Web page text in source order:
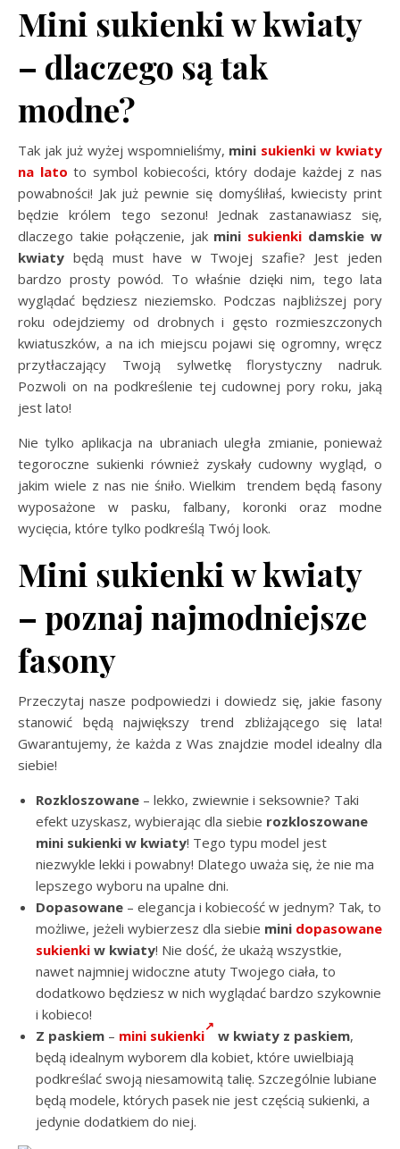
Mini sukienki w kwiaty
– dlaczego są tak
modne?
Tak jak już wyżej wspomnieliśmy, mini sukienki w kwiaty
na lato to symbol kobiecości, który dodaje każdej z nas
powabności! Jak już pewnie się domyśliłaś, kwiecisty print
będzie królem tego sezonu! Jednak zastanawiasz się,
dlaczego takie połączenie, jak mini sukienki damskie w
kwiaty będą must have w Twojej szafie? Jest jeden
bardzo prosty powód. To właśnie dzięki nim, tego lata
wyglądać będziesz nieziemsko. Podczas najbliższej pory
roku odejdziemy od drobnych i gęsto rozmieszczonych
kwiatuszków, a na ich miejscu pojawi się ogromny, wręcz
przytłaczający Twoją sylwetkę florystyczny nadruk.
Pozwoli on na podkreślenie tej cudownej pory roku, jaką
jest lato!
Nie tylko aplikacja na ubraniach uległa zmianie, ponieważ
tegoroczne sukienki również zyskały cudowny wygląd, o
jakim wiele z nas nie śniło. Wielkim trendem będą fasony
wyposażone w pasku, falbany, koronki oraz modne
wycięcia, które tylko podkreślą Twój look.
Mini sukienki w kwiaty
– poznaj najmodniejsze
fasony
Przeczytaj nasze podpowiedzi i dowiedz się, jakie fasony
stanowić będą największy trend zbliżającego się lata!
Gwarantujemy, że każda z Was znajdzie model idealny dla
siebie!
Rozkloszowane – lekko, zwiewnie i seksownie? Taki
efekt uzyskasz, wybierając dla siebie rozkloszowane
mini sukienki w kwiaty! Tego typu model jest
niezwykle lekki i powabny! Dlatego uważa się, że nie ma
lepszego wyboru na upalne dni.
Dopasowane – elegancja i kobiecość w jednym? Tak, to
możliwe, jeżeli wybierzesz dla siebie mini dopasowane
sukienki w kwiaty! Nie dość, że ukażą wszystkie,
nawet najmniej widoczne atuty Twojego ciała, to
dodatkowo będziesz w nich wyglądać bardzo szykownie
i kobieco!
Z paskiem – mini sukienki w kwiaty z paskiem,
będą idealnym wyborem dla kobiet, które uwielbiają
podkreślać swoją niesamowitą talię. Szczególnie lubiane
będą modele, których pasek nie jest częścią sukienki, a
jedynie dodatkiem do niej.